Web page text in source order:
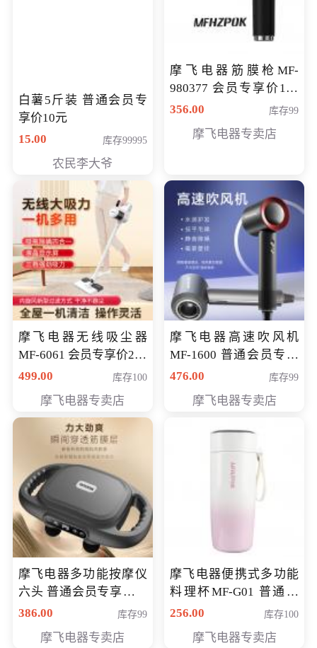
白薯5斤装 普通会员专
享价10元
15.00
库存99995
农民李大爷
摩飞电器筋膜枪MF-
980377 会员专享价199
元
356.00 库存99
摩飞电器专卖店
摩飞电器无线吸尘器
MF-6061 会员专享价299
元
499.00 库存100
摩飞电器专卖店
摩飞电器高速吹风机
MF-1600 普通会员专享
价298元
476.00 库存99
摩飞电器专卖店
摩飞电器多功能按摩仪
六头 普通会员专享价格
199元
386.00 库存99
摩飞电器专卖店
摩飞电器便携式多功能
料理杯MF-G01 普通会
员专享价格118元
256.00 库存100
摩飞电器专卖店